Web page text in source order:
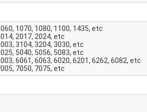
1070, 1080, 1100, 1435, etc
2017, 2024, etc
3104, 3204, 3030, etc
5040, 5056, 5083, etc
6061, 6063, 6020, 6201, 6262, 6082, etc
7050, 7075, etc